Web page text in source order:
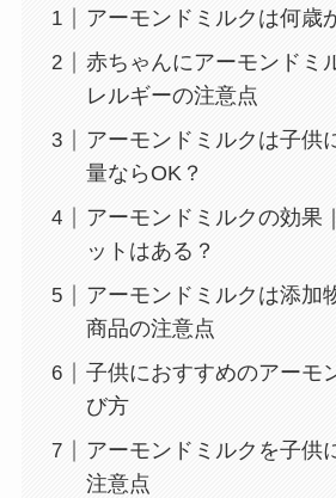
アーモンドミルクは何歳
赤ちゃんにアーモンドミ
レルギーの注意点
アーモンドミルクは子供
量ならOK？
アーモンドミルクの効果
ットはある？
アーモンドミルクは添加
商品の注意点
子供におすすめのアーモ
び方
アーモンドミルクを子供
注意点